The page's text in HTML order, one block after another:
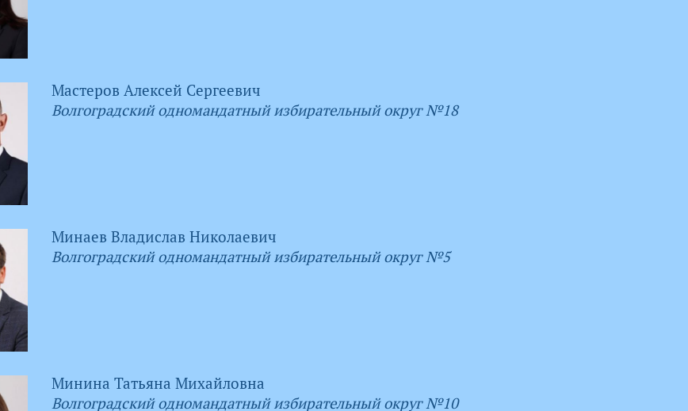
Мастеров Алексей Сергеевич
Волгоградский одномандатный избирательный округ №18
Минаев Владислав Николаевич
Волгоградский одномандатный избирательный округ №5
Минина Татьяна Михайловна
Волгоградский одномандатный избирательный округ №10